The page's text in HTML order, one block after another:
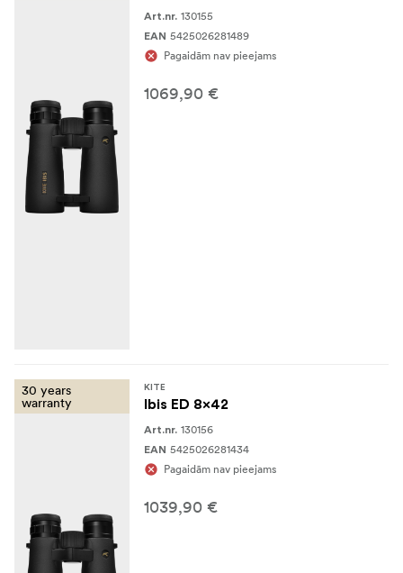
Art.nr. 130155
EAN 5425026281489
Pagaidām nav pieejams
1069,90 €
30 years
warranty
KITE
Ibis ED 8x42
Art.nr. 130156
EAN 5425026281434
Pagaidām nav pieejams
1039,90 €